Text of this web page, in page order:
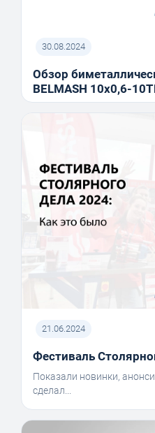
30.08.2024
Обзор
BELMASH 10x0,6-
21.06.2024
Фестиваль
Показали новинки,
сделал...